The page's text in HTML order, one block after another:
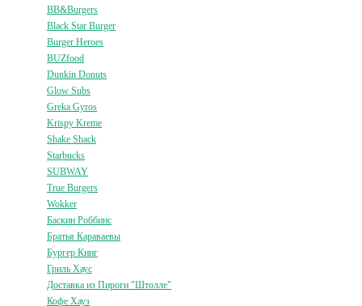
BB&Burgers
Black Star Burger
Burger Heroes
BUZfood
Dunkin Donuts
Glow Subs
Greka Gyros
Krispy Kreme
Shake Shack
Starbucks
SUBWAY
True Burgers
Wokker
Баскин Роббинс
Братья Караваевы
Бургер Кинг
Гриль Хаус
Доставка из Пироги "Штолле"
Кофе Хауз